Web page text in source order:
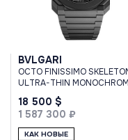
BVLGARI
OCTO FINISSIMO
ULTRA-THIN
CERAMIC 40MM
18 500 $
1 587 300 ₽
КАК НОВЫЕ